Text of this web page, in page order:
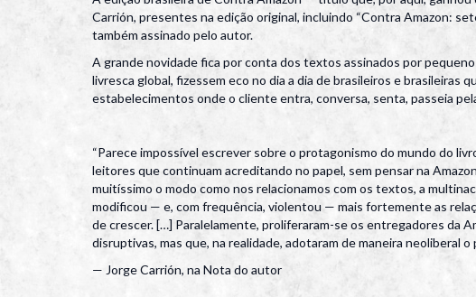
Carrión, presentes na edição original, incluindo “Contra Amazon:
também assinado pelo autor.
A grande novidade fica por conta dos textos assinados por
livresca global, fizessem eco no dia a dia de brasileiros e
estabelecimentos onde o cliente entra, conversa, senta, passeia
“Parece impossível escrever sobre o protagonismo do mundo do
leitores que continuam acreditando no papel, sem pensar na
muitíssimo o modo como nos relacionamos com os textos, a
modificou — e, com frequência, violentou — mais fortemente as
de crescer. […] Paralelamente, proliferaram-se os entregadores da
disruptivas, mas que, na realidade, adotaram de maneira neoliberal
— Jorge Carrión, na Nota do autor